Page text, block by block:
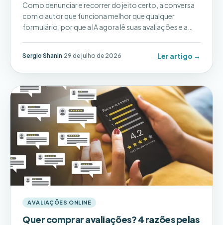
Como denunciar e recorrer do jeito certo, a conversa
com o autor que funciona melhor que qualquer
formulário, por que a IA agora lê suas avaliações e a
Sergio Shanin·29 de julho de 2026 Ler artigo →
AVALIAÇÕES ONLINE
Quer comprar avaliações? 4 razões pelas